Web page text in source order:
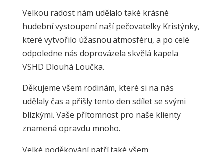
Velkou radost nám udělalo také krásné
hudební vystoupení naší pečovatelky Kristýnky,
které vytvořilo úžasnou atmosféru, a po celé
odpoledne nás doprovázela skvělá kapela
VSHD Dlouhá Loučka.
Děkujeme všem rodinám, které si na nás
udělaly čas a přišly tento den sdílet se svými
blízkými. Vaše přítomnost pro naše klienty
znamená opravdu mnoho.
Velké poděkování patří také všem